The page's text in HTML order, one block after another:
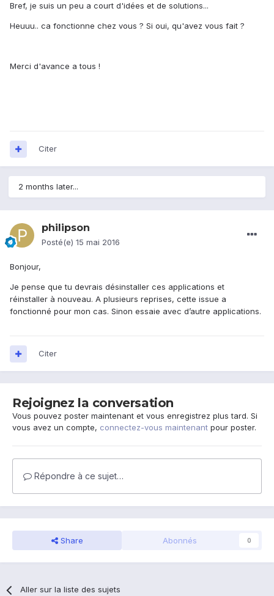
Bref, je suis un peu a court d'idées et de solutions...
Heuuu.. ca fonctionne chez vous ? Si oui, qu'avez vous fait ?
Merci d'avance a tous !
Citer
2 months later...
philipson
Posté(e) 15 mai 2016
Bonjour,
Je pense que tu devrais désinstaller ces applications et
réinstaller à nouveau. A plusieurs reprises, cette issue a
fonctionné pour mon cas. Sinon essaie avec d’autre applications.
Citer
Rejoignez la conversation
Vous pouvez poster maintenant et vous enregistrez plus tard. Si
vous avez un compte, connectez-vous maintenant pour poster.
Répondre à ce sujet…
Share Abonnés 0
Aller sur la liste des sujets